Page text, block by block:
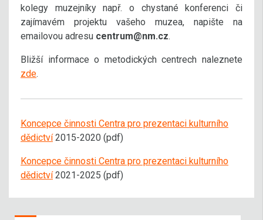
kolegy muzejníky např. o chystané konferenci či
zajímavém projektu vašeho muzea, napište na
emailovou adresu centrum@nm.cz.
Bližší informace o metodických centrech naleznete
zde.
Koncepce činnosti Centra pro prezentaci kulturního
dědictví2015-2020 (pdf)
Koncepce činnosti Centra pro prezentaci kulturního
dědictví2021-2025 (pdf)